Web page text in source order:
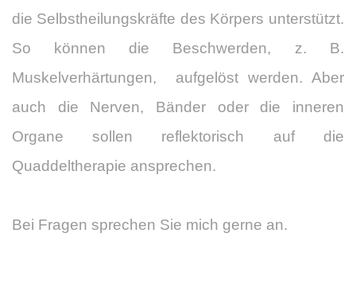
die Selbstheilungskräfte des Körpers unterstützt.
So können die Beschwerden, z. B.
Muskelverhärtungen, aufgelöst werden. Aber
auch die Nerven, Bänder oder die inneren
Organe sollen reflektorisch auf die
Quaddeltherapie ansprechen.
Bei Fragen sprechen Sie mich gerne an.